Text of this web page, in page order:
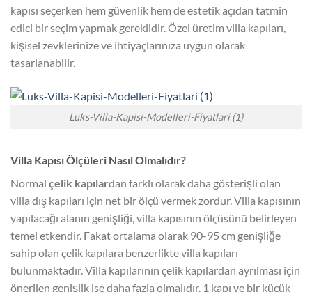
kapısı seçerken hem güvenlik hem de estetik açıdan tatmin
edici bir seçim yapmak gereklidir. Özel üretim villa kapıları,
kişisel zevklerinize ve ihtiyaçlarınıza uygun olarak
tasarlanabilir.
Luks-Villa-Kapisi-Modelleri-Fiyatlari (1)
Villa Kapısı Ölçüleri Nasıl Olmalıdır?
Normal çelik kapılardan farklı olarak daha gösterişli olan
villa dış kapıları için net bir ölçü vermek zordur. Villa kapısının
yapılacağı alanın genişliği, villa kapısının ölçüsünü belirleyen
temel etkendir. Fakat ortalama olarak 90-95 cm genişliğe
sahip olan çelik kapılara benzerlikte villa kapıları
bulunmaktadır. Villa kapılarının çelik kapılardan ayrılması için
önerilen genişlik ise daha fazla olmalıdır. 1 kapı ve bir küçük